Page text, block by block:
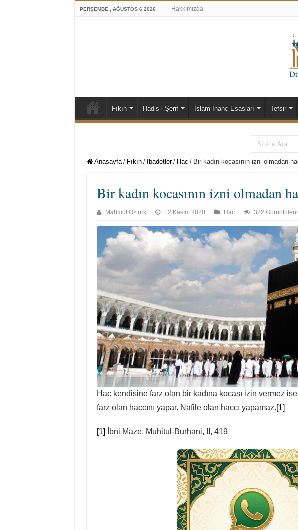
PERŞEMBE , AĞUSTOS 6 2026 Hakkımızda
Fıkıh Hadis-i Şerif İslam İnanç Esasları Tefsir
Anasayfa / Fıkıh / İbadetler / Hac / Bir kadın kocasının izni olmadan
Bir kadın kocasının izni olmadan
Mahmut Öztürk 12 Kasım 2020 Hac 322
Hac kendisine farz olan bir kadına kocası izin vermez
farz olan haccını yapar. Nafile olan haccı yapamaz.[1]
[1] İbni Maze, Muhitul-Burhani, II, 419